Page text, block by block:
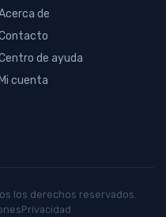
de
de ayuda
Mi cuenta
los derechos reservados.
Privacidad